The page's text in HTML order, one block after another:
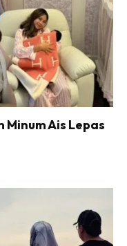
Ais Lepas